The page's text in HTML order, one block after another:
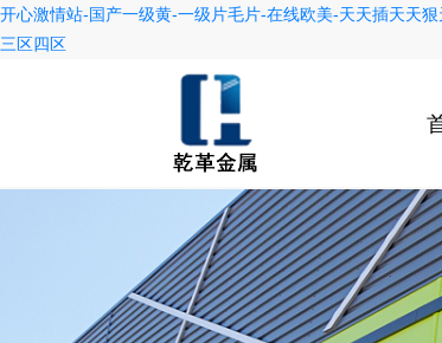
开心激情站-国产一级黄-一级片毛片-在线欧美-天天插天天
三区四区